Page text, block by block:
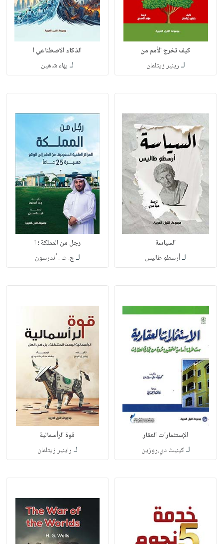
كيف تخرج الأمم من
لـ رينير زيتلمان
الذكاء الاصطناعي ا
لـ بهاء شاهين
السياسة
لـأرسطو طاليس
رجل من المملكة ؛ ا
لـج. ت . أندرسون
الإستثمارات العقار
لـكينيث دي.روزين
قوة الرأسمالية
لـ راينير زيتلمان